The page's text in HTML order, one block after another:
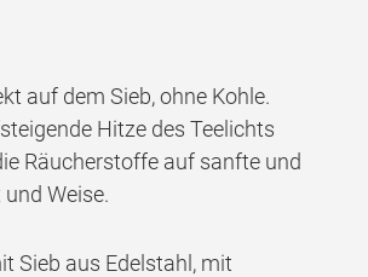
auf dem Sieb, ohne Kohle.
Hitze des Teelichts
Räucherstoffe auf sanfte und
Weise.
Sieb aus Edelstahl, mit